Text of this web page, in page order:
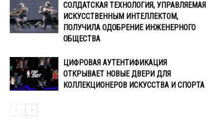
СОЛДАТСКАЯ ТЕХНОЛОГИЯ, УПРАВЛЯЕМАЯ
ИСКУССТВЕННЫМ ИНТЕЛЛЕКТОМ,
ПОЛУЧИЛА ОДОБРЕНИЕ ИНЖЕНЕРНОГО
ОБЩЕСТВА
ЦИФРОВАЯ АУТЕНТИФИКАЦИЯ
ОТКРЫВАЕТ НОВЫЕ ДВЕРИ ДЛЯ
КОЛЛЕКЦИОНЕРОВ ИСКУССТВА И СПОРТА